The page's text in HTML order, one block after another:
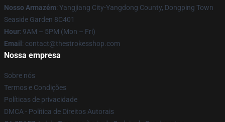
Nosso Armazém: Yangjiang City-Yangdong County, Dongping Town
Seaside Garden 8C401
Hour: 9AM – 5PM (Mon – Fri)
Email : contact@thestrokesshop.com
Nossa empresa
Sobre nós
Termos e Condições
Políticas de privacidade
DMCA - Política de Direitos Autorais